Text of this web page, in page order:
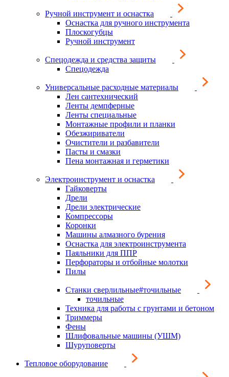
Ручной инструмент и оснастка
Оснастка для ручного инструмента
Плоскогубцы
Ручной инструмент
Спецодежда и средства защиты
Спецодежда
Универсальные расходные материалы
Лен сантехнический
Ленты демпферные
Ленты специальные
Монтажные профили и планки
Обезжириватели
Очистители и разбавители
Пасты и смазки
Пена монтажная и герметики
Электроинструмент и оснастка
Гайковерты
Дрели
Дрели электрические
Компрессоры
Коронки
Машины алмазного бурения
Оснастка для электроинструмента
Паяльники для ППР
Перфораторы и отбойные молотки
Пилы
Станки сверлильные#точильные
точильные
Техника для работы с грунтами и бетоном
Триммеры
Фены
Шлифовальные машины (УШМ)
Шуруповерты
Тепловое оборудование